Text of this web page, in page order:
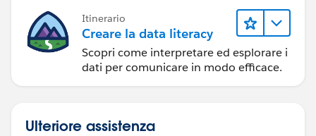
Itinerario
Creare la data literacy
Scopri come interpretare ed esplorare i
dati per comunicare in modo efficace.
Ulteriore assistenza